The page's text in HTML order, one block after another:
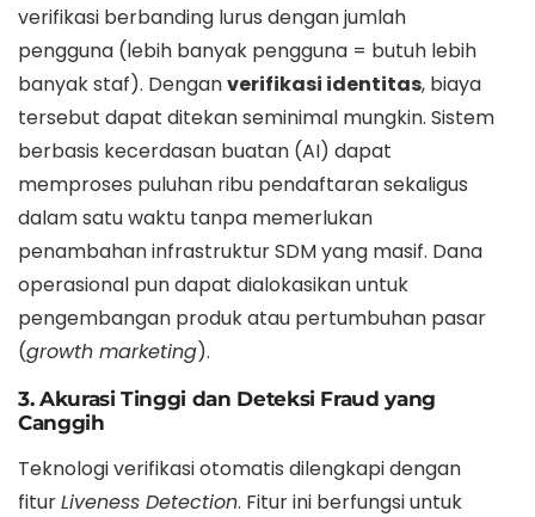
verifikasi berbanding lurus dengan jumlah
pengguna (lebih banyak pengguna = butuh lebih
banyak staf). Denganverifikasi identitas, biaya
tersebut dapat ditekan seminimal mungkin. Sistem
berbasis kecerdasan buatan (AI) dapat
memproses puluhan ribu pendaftaran sekaligus
dalam satu waktu tanpa memerlukan
penambahan infrastruktur SDM yang masif. Dana
operasional pun dapat dialokasikan untuk
pengembangan produk atau pertumbuhan pasar
(growth marketing).
3. Akurasi Tinggi dan Deteksi Fraud yang
Canggih
Teknologi verifikasi otomatis dilengkapi dengan
fiturLiveness Detection. Fitur ini berfungsi untuk